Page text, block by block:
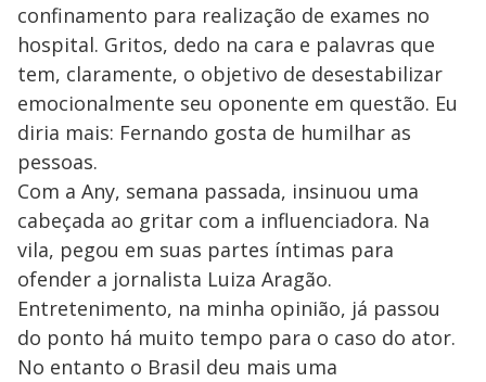
confinamento para realização de exames no
hospital. Gritos, dedo na cara e palavras que
tem, claramente, o objetivo de desestabilizar
emocionalmente seu oponente em questão. Eu
diria mais: Fernando gosta de humilhar as
pessoas.
Com a Any, semana passada, insinuou uma
cabeçada ao gritar com a influenciadora. Na
vila, pegou em suas partes íntimas para
ofender a jornalista Luiza Aragão.
Entretenimento, na minha opinião, já passou
do ponto há muito tempo para o caso do ator.
No entanto o Brasil deu mais uma